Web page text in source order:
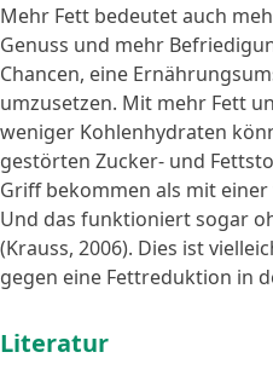
Mehr Fett bedeutet auch
Genuss und mehr
Chancen, eine
umzusetzen. Mit mehr Fett
weniger Kohlenhydraten
gestörten Zucker- und
Griff bekommen als mit
Und das funktioniert sogar
(Krauss, 2006). Dies ist
gegen eine Fettreduktion in
Literatur